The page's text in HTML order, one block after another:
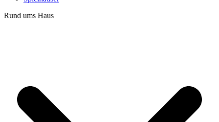
Rund ums Haus